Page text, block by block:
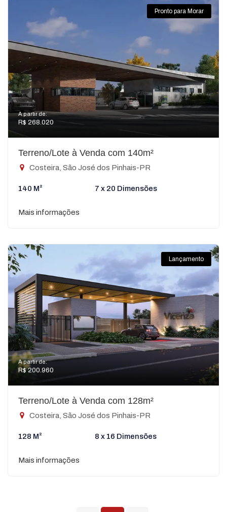
Pronto para Morar
A partir de:
R$ 268.020
Terreno/Lote à Venda com 140m²
Costeira, São José dos Pinhais-PR
140 M² 7 x 20 Dimensões
Mais informações
Lançamento
A partir de:
R$ 200.960
Terreno/Lote à Venda com 128m²
Costeira, São José dos Pinhais-PR
128 M² 8 x 16 Dimensões
Mais informações